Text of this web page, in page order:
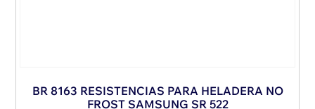
BR 8163 RESISTENCIAS PARA HELADERA NO
FROST SAMSUNG SR 522